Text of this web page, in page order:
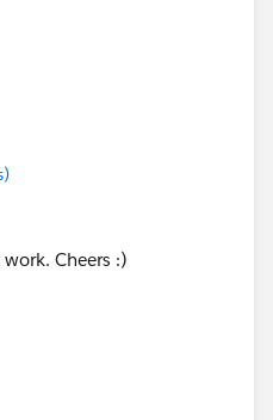
Cheers :)